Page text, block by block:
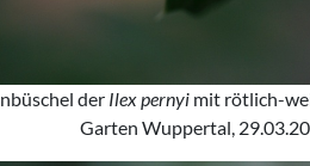
der Ilex pernyi mit rötlich-
Garten Wuppertal,